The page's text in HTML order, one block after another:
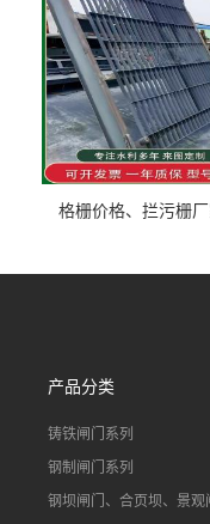
格栅价格、拦污栅厂
产品分类
铸铁闸门系列
钢制闸门系列
钢坝闸门、合页坝、景观